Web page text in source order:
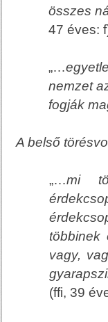
összes
47 éves:
„…
nemzet
fogják
A belső
„…mi
többinek
vagy,
(ffi, 39